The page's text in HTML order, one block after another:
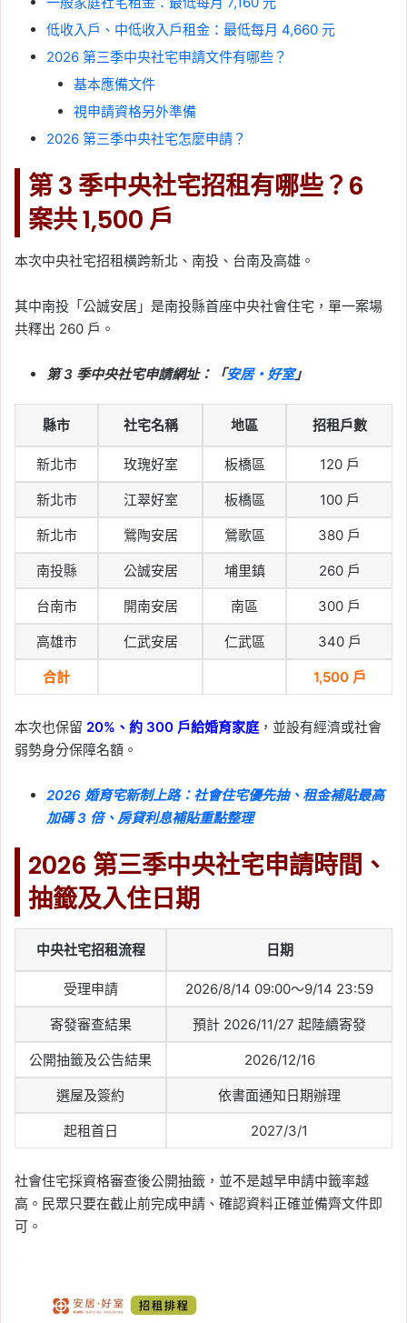
低收入戶、中低收入戶租金：最低每月 4,660 元
2026 第三季中央社宅申請文件有哪些？
基本應備文件
視申請資格另外準備
2026 第三季中央社宅怎麼申請？
第 3 季中央社宅招租有哪些？6
案共 1,500 戶
本次中央社宅招租橫跨新北、南投、台南及高雄。
其中南投「公誠安居」是南投縣首座中央社會住宅，單一案場
共釋出 260 戶。
第 3 季中央社宅申請網址：「安居・好室」
縣市 社宅名稱 地區 招租戶數
新北市 玫瑰好室 板橋區 120 戶
新北市 江翠好室 板橋區 100 戶
新北市 鶯陶安居 鶯歌區 380 戶
南投縣 公誠安居 埔里鎮 260 戶
台南市 開南安居 南區 300 戶
高雄市 仁武安居 仁武區 340 戶
合計 1,500 戶
本次也保留 20%、約 300 戶給婚育家庭 ，並設有經濟或社會
弱勢身分保障名額。
2026 婚育宅新制上路：社會住宅優先抽、租金補貼最高
加碼 3 倍、房貸利息補貼重點整理
2026 第三季中央社宅申請時間、
抽籤及入住日期
中央社宅招租流程 日期
受理申請 2026/8/14 09:00～9/14 23:59
寄發審查結果 預計 2026/11/27 起陸續寄發
公開抽籤及公告結果 2026/12/16
選屋及簽約 依書面通知日期辦理
起租首日 2027/3/1
社會住宅採資格審查後公開抽籤，並不是越早申請中籤率越
高。民眾只要在截止前完成申請、確認資料正確並備齊文件即
可。